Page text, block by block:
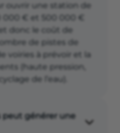
ouvrir une station de
000 € et 500 000 €
donc le coût de
de pistes de
voiries à prévoir et la
(haute pression,
de l’eau).
peut générer une